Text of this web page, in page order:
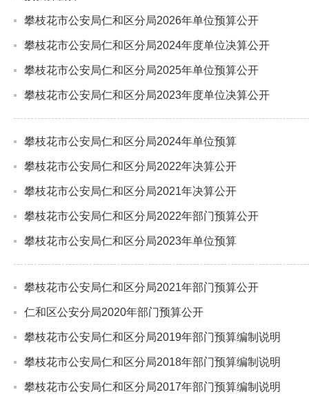
攀枝花市公安局仁和区分局2026年单位预算公开
攀枝花市公安局仁和区分局2024年度单位决算公开
攀枝花市公安局仁和区分局2025年单位预算公开
攀枝花市公安局仁和区分局2023年度单位决算公开
攀枝花市公安局仁和区分局2024年单位预算
攀枝花市公安局仁和区分局2022年决算公开
攀枝花市公安局仁和区分局2021年决算公开
攀枝花市公安局仁和区分局2022年部门预算公开
攀枝花市公安局仁和区分局2023年单位预算
攀枝花市公安局仁和区分局2021年部门预算公开
仁和区公安分局2020年部门预算公开
攀枝花市公安局仁和区分局2019年部门预算编制说明
攀枝花市公安局仁和区分局2018年部门预算编制说明
攀枝花市公安局仁和区分局2017年部门预算编制说明